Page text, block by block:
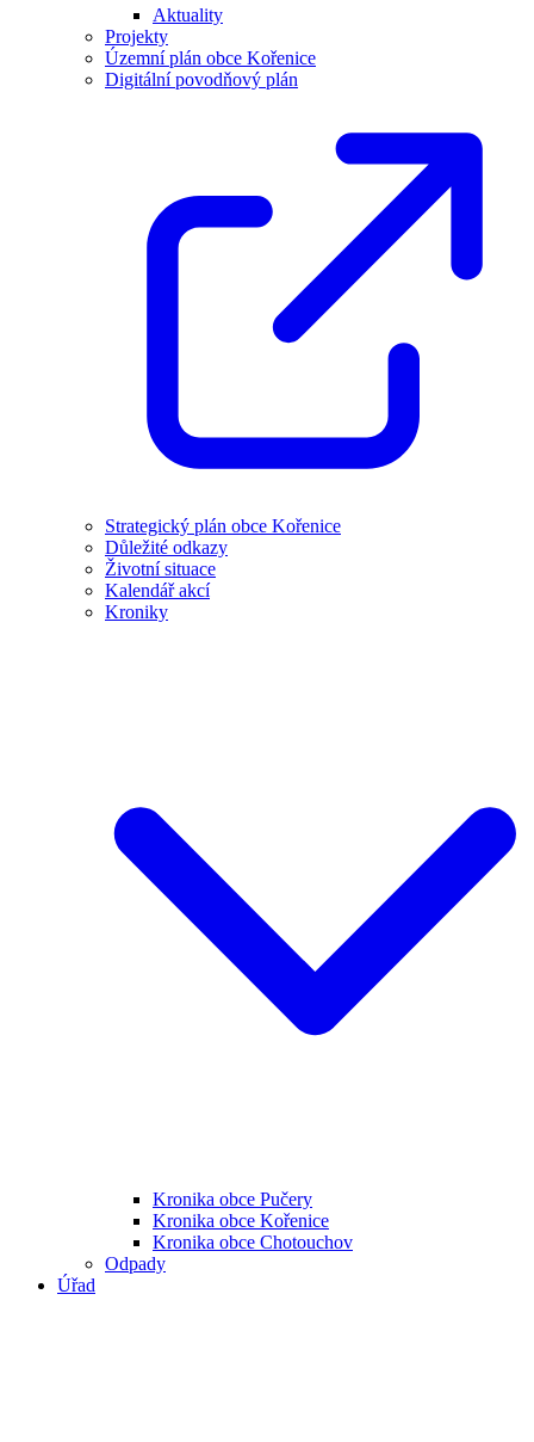
Aktuality
Projekty
Územní plán obce Kořenice
Digitální povodňový plán
Strategický plán obce Kořenice
Důležité odkazy
Životní situace
Kalendář akcí
Kroniky
Kronika obce Pučery
Kronika obce Kořenice
Kronika obce Chotouchov
Odpady
Úřad